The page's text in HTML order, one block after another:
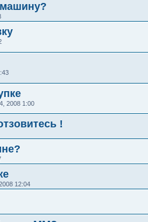
2008 1:00
!
12:04